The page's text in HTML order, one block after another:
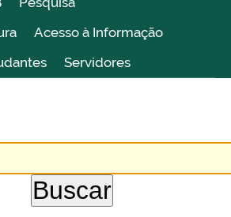
Acesso à Informação
Servidores